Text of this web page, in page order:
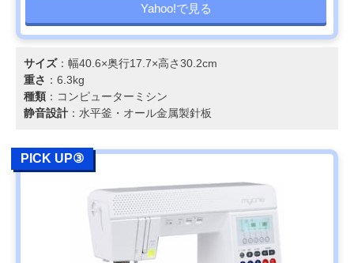
Yahoo!で見る
サイズ：幅40.6×奥行17.7×高さ30.2cm
重さ ：6.3kg
種類 ：コンピューターミシン
静音設計 ：水平釜・オール金属製針板
PICK UP③